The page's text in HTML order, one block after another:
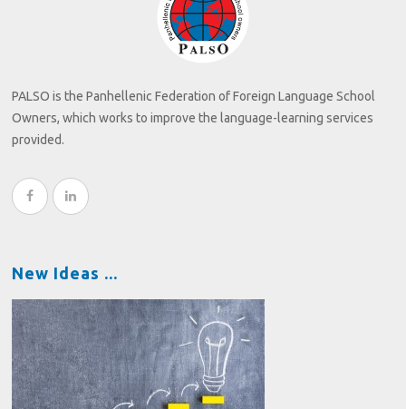
PALSO is the Panhellenic Federation of Foreign Language School
Owners, which works to improve the language-learning services
provided.
New Ideas